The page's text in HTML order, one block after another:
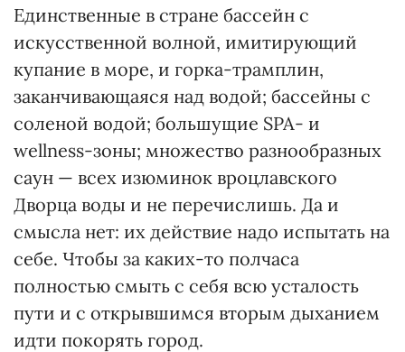
Единственные в стране бассейн с
искусственной волной, имитирующий
купание в море, и горка-трамплин,
заканчивающаяся над водой; бассейны с
соленой водой; большущие SPA- и
wellness-зоны; множество разнообразных
саун — всех изюминок вроцлавского
Дворца воды и не перечислишь. Да и
смысла нет: их действие надо испытать на
себе. Чтобы за каких-то полчаса
полностью смыть с себя всю усталость
пути и с открывшимся вторым дыханием
идти покорять город.